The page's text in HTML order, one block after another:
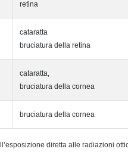
retina
cataratta
bruciatura della retina
cataratta,
bruciatura della cornea
bruciatura della cornea
diretta alle radiazioni